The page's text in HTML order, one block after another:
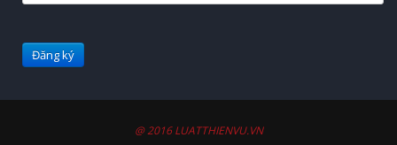
@ 2016 LUATTHIENVU.VN